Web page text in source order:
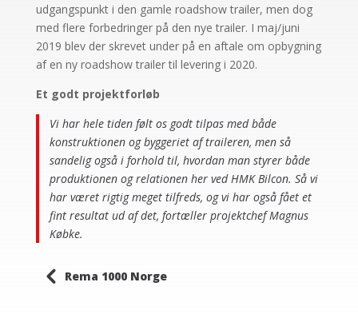
udgangspunkt i den gamle roadshow trailer, men dog
med flere forbedringer på den nye trailer. I maj/juni
2019 blev der skrevet under på en aftale om opbygning
af en ny roadshow trailer til levering i 2020.
Et godt projektforløb
Vi har hele tiden følt os godt tilpas med både
konstruktionen og byggeriet af traileren, men så
sandelig også i forhold til, hvordan man styrer både
produktionen og relationen her ved HMK Bilcon. Så vi
har været rigtig meget tilfreds, og vi har også fået et
fint resultat ud af det, fortæller projektchef Magnus
Købke.
4 Rema 1000 Norge